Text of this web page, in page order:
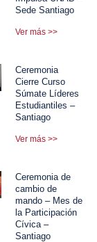
Sede Santiago
Ver más >>
Ceremonia
Cierre Curso
Súmate Líderes
Estudiantiles –
Santiago
Ver más >>
Ceremonia de
cambio de
mando – Mes de
la Participación
Cívica –
Santiago